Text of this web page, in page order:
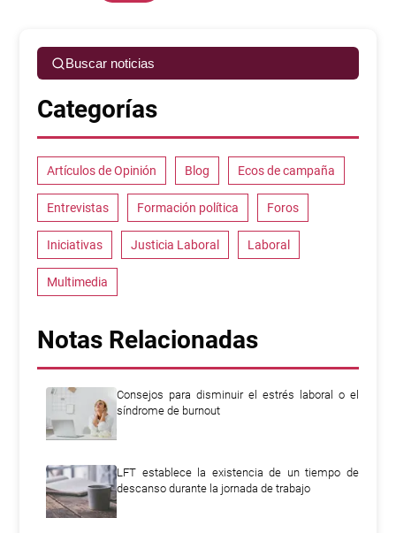
Buscar noticias
Categorías
Artículos de Opinión Blog Ecos de campaña
Entrevistas Formación política Foros
Iniciativas Justicia Laboral Laboral
Multimedia
Notas Relacionadas
Consejos para disminuir el estrés laboral o el
síndrome de burnout
LFT establece la existencia de un tiempo de
descanso durante la jornada de trabajo